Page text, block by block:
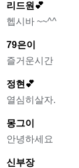
리드원💕
헵시바 ~~^^
79은이
즐거운시간
정현💕
열심히살자.
몽그이
안녕하세요
신부장